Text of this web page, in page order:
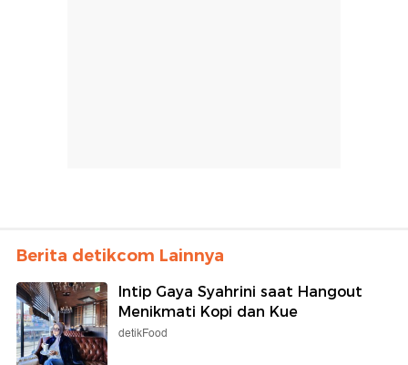
Berita detikcom Lainnya
Intip Gaya Syahrini saat Hangout
Menikmati Kopi dan Kue
detikFood